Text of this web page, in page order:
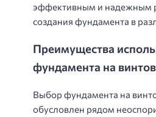
эффективным и надежным
создания фундамента в
Преимущества
фундамента на
Выбор фундамента на
обусловлен рядом